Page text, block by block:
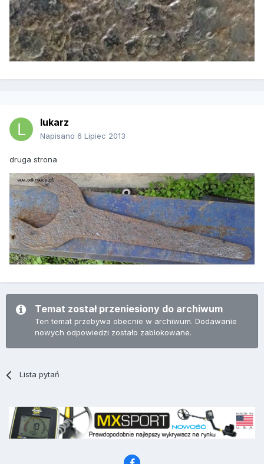
lukarz
Napisano 6 Lipiec 2013
druga strona
Temat został przeniesiony do archiwum
Ten temat przebywa obecnie w archiwum. Dodawanie
nowych odpowiedzi zostało zablokowane.
Lista pytań